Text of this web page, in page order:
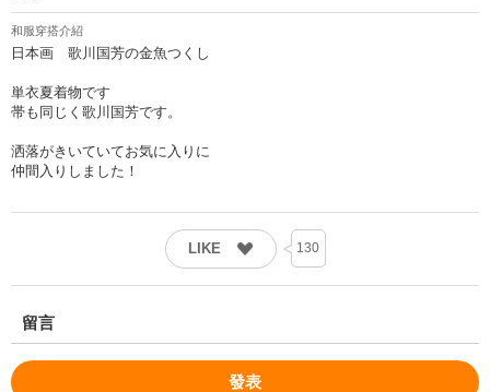
和服穿搭介紹
日本画 歌川国芳の金魚つくし
単衣夏着物です
帯も同じく歌川国芳です。
洒落がきいていてお気に入りに
仲間入りしました！
LIKE 130
留言
發表